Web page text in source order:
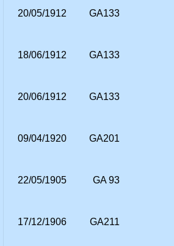
GA133
20/05/1912
GA133
18/06/1912
GA133
20/06/1912
GA201
09/04/1920
GA 93
22/05/1905
GA211
17/12/1906